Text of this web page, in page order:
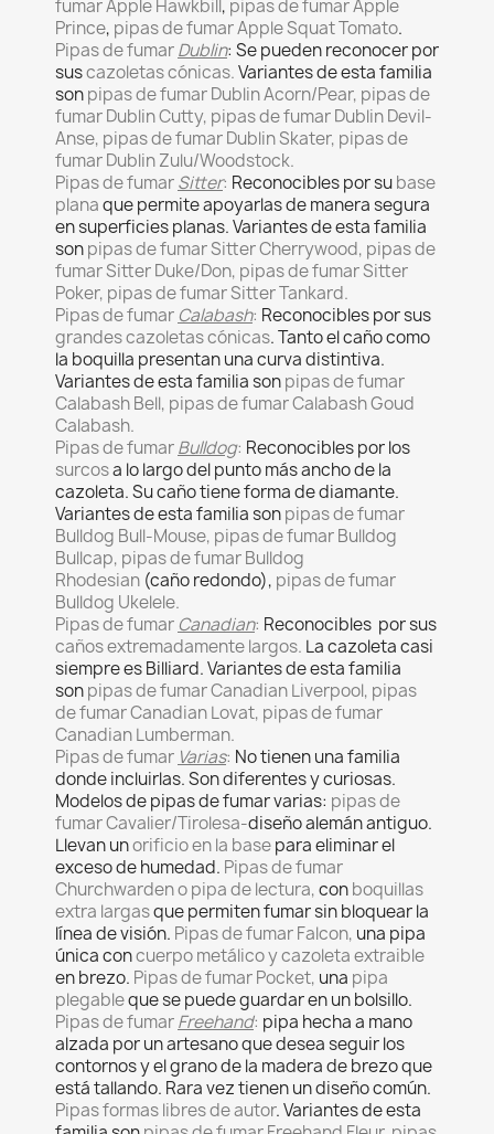
fumar Apple Hawkbill, pipas de fumar Apple
Prince, pipas de fumar Apple Squat Tomato.
Pipas de fumarDublin: Se pueden reconocer por
suscazoletas cónicas.Variantes de esta familia
sonpipas de fumar Dublin Acorn/Pear, pipas de
fumar Dublin Cutty, pipas de fumar Dublin Devil-
Anse, pipas de fumar Dublin Skater, pipas de
fumar Dublin Zulu/Woodstock.
Pipas de fumarSitter: Reconocibles por subase
planaque permite apoyarlas de manera segura
en superficies planas. Variantes de esta familia
sonpipas de fumar Sitter Cherrywood, pipas de
fumar Sitter Duke/Don, pipas de fumar Sitter
Poker, pipas de fumar Sitter Tankard.
Pipas de fumar Calabash: Reconocibles por sus
grandes cazoletas cónicas. Tanto el caño como
la boquilla presentan una curva distintiva.
Variantes de esta familia sonpipas de fumar
Calabash Bell, pipas de fumar Calabash Goud
Calabash.
Pipas de fumarBulldog: Reconocibles por los
surcosa lo largo del punto más ancho de la
cazoleta. Su caño tiene forma de diamante.
Variantes de esta familia sonpipas de fumar
Bulldog Bull-Mouse, pipas de fumar Bulldog
Bullcap, pipas de fumar Bulldog
Rhodesian (caño redondo), pipas de fumar
Bulldog Ukelele.
Pipas de fumar Canadian: Reconocibles por sus
caños extremadamente largos. La cazoleta casi
siempre es Billiard. Variantes de esta familia
sonpipas de fumar Canadian Liverpool, pipas
de fumar Canadian Lovat, pipas de fumar
Canadian Lumberman.
Pipas de fumar Varias: No tienen una familia
donde incluirlas. Son diferentes y curiosas.
Modelos de pipas de fumar varias: pipas de
fumar Cavalier/Tirolesa-diseño alemán antiguo.
Llevan unorificio en la basepara eliminar el
exceso de humedad. Pipas de fumar
Churchwarden o pipa de lectura,conboquillas
extra largasque permiten fumar sin bloquear la
línea de visión. Pipas de fumar Falcon, una pipa
única concuerpo metálico y cazoleta extraible
en brezo. Pipas de fumar Pocket, una pipa
plegableque se puede guardar en un bolsillo.
Pipas de fumarFreehand: pipa hecha a mano
alzada por un artesano que desea seguir los
contornos y el grano de la madera de brezo que
está tallando. Rara vez tienen un diseño común.
Pipas formas libres de autor. Variantes de esta